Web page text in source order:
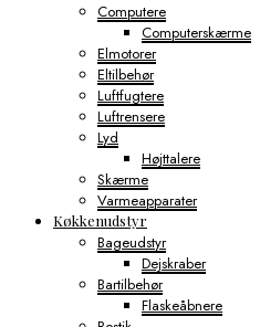
Computere
Computerskærme
Elmotorer
Eltilbehør
Luftfugtere
Luftrensere
Lyd
Højttalere
Skærme
Varmeapparater
Køkkenudstyr
Bageudstyr
Dejskraber
Bartilbehør
Flaskeåbnere